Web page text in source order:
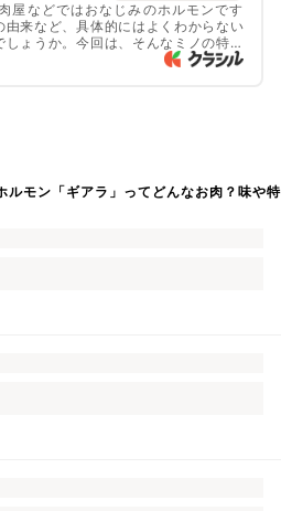
屋などではおなじみのホルモンです
来など、具体的にはよくわからない
ょうか。今回は、そんなミノの特徴
事後半ではおいしい食べ方もご紹介
ルモン「ギアラ」ってどんなお肉？味や